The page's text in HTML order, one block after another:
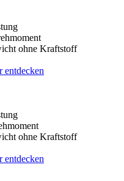
ohne Kraftstoff
entdecken
ohne Kraftstoff
entdecken